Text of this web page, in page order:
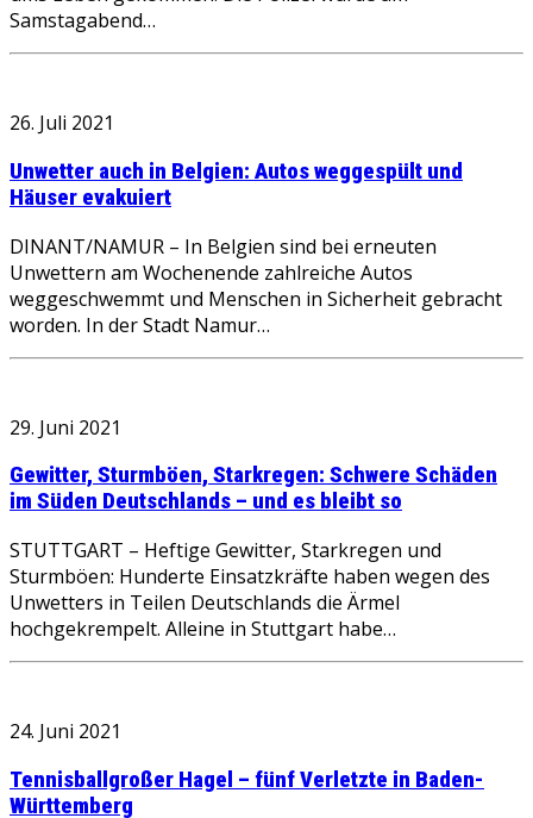
Samstagabend…
26. Juli 2021
Unwetter auch in Belgien: Autos weggespült und
Häuser evakuiert
DINANT/NAMUR – In Belgien sind bei erneuten
Unwettern am Wochenende zahlreiche Autos
weggeschwemmt und Menschen in Sicherheit gebracht
worden. In der Stadt Namur…
29. Juni 2021
Gewitter, Sturmböen, Starkregen: Schwere Schäden
im Süden Deutschlands – und es bleibt so
STUTTGART – Heftige Gewitter, Starkregen und
Sturmböen: Hunderte Einsatzkräfte haben wegen des
Unwetters in Teilen Deutschlands die Ärmel
hochgekrempelt. Alleine in Stuttgart habe…
24. Juni 2021
Tennisballgroßer Hagel – fünf Verletzte in Baden-
Württemberg